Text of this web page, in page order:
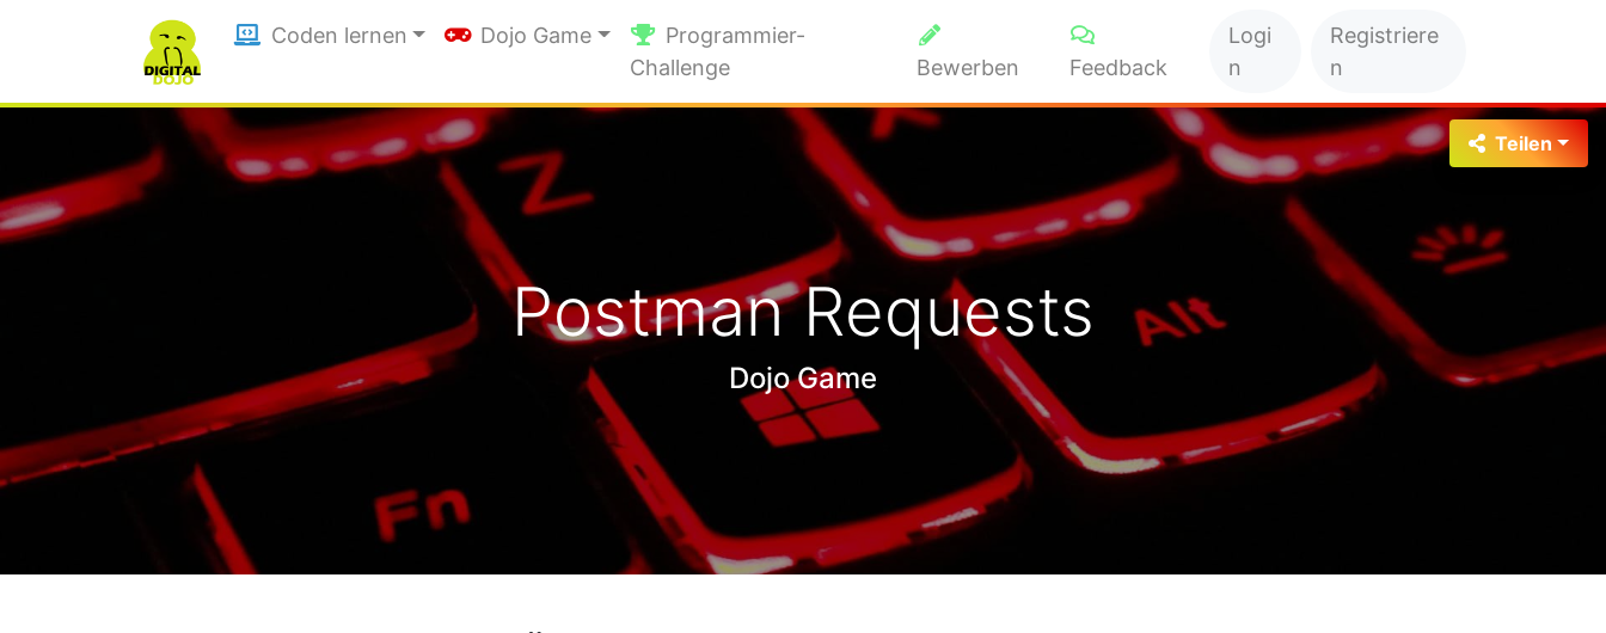
Coden lernen Dojo Game
Programmier-
Challenge
Bewerben Feedback
Logi
n
Registriere
n
Teilen
Postman Requests
Dojo Game